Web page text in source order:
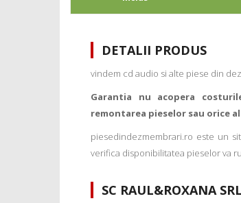
DETALII PRODUS
vindem cd audio si alte piese din
Garantia nu acopera
remontarea pieselor sau orice
piesedindezmembrari.ro este un
verifica disponibilitatea pieselor va
SC RAUL&ROXANA SRL